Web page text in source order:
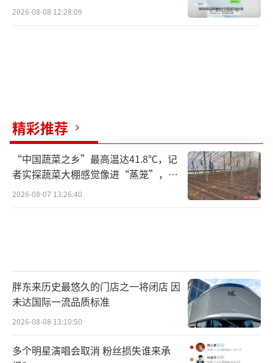
2026-08-08 12:28:09
精彩推荐
“中国蔬菜之乡”最高温达41.8℃，记
者实探蔬菜大棚感觉像进“蒸笼”，有
村民称只能凌晨两点起来干活
2026-08-07 13:26:40
胖东来历史最悠久的门店之一将闭店 因
未达国际一流品质标准
2026-08-08 13:10:50
多个明星演唱会取消 粉丝损失谁来承